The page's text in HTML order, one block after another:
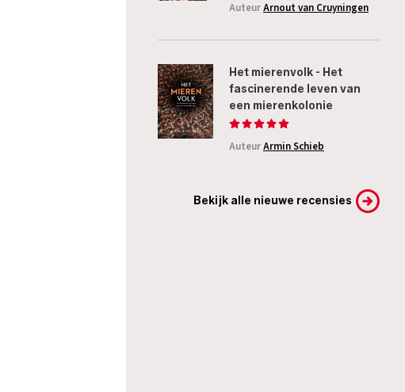
AuteurArnout van Cruyningen
Het mierenvolk - Het
fascinerende leven van
een mierenkolonie
AuteurArmin Schieb
Bekijk alle nieuwe recensies